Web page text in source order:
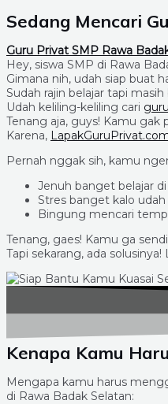
Sedang Mencari
Guru Privat SMP Rawa
Hey, siswa SMP di Rawa
Gimana nih, udah siap buat
Sudah rajin belajar tapi
Udah keliling-keliling cari
Tenang aja, guys! Kamu gak
Karena,
Pernah nggak sih, kamu
Jenuh banget belajar
Stres banget kalo
Bingung mencari
Tenang, gaes! Kamu ga
Tapi sekarang, ada
Kenapa Kamu
Mengapa kamu harus
di Rawa Badak Selatan: